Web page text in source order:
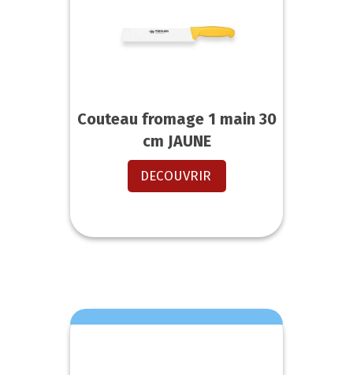
Couteau fromage 1 main 30
cm JAUNE
DECOUVRIR